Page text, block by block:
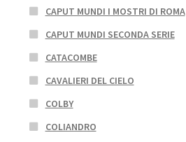
CAPUT MUNDI I MOSTRI DI ROMA
CAPUT MUNDI SECONDA SERIE
CATACOMBE
CAVALIERI DEL CIELO
COLBY
COLIANDRO